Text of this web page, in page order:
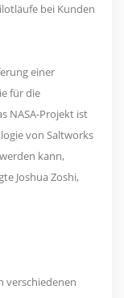
bei Kunden
einer
für die
NASA-Projekt ist
von Saltworks
kann,
Joshua Zoshi,
verschiedenen